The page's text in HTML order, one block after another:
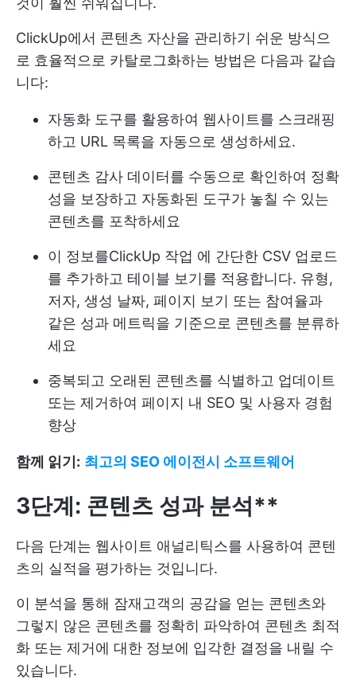
ClickUp에서 콘텐츠 자산을 관리하기 쉬운 방식으
로 효율적으로 카탈로그화하는 방법은 다음과 같습
니다:
자동화 도구를 활용하여 웹사이트를 스크래핑
하고 URL 목록을 자동으로 생성하세요.
콘텐츠 감사 데이터를 수동으로 확인하여 정확
성을 보장하고 자동화된 도구가 놓칠 수 있는
콘텐츠를 포착하세요
이 정보를ClickUp 작업 에 간단한 CSV 업로드
를 추가하고 테이블 보기를 적용합니다. 유형,
저자, 생성 날짜, 페이지 보기 또는 참여율과
같은 성과 메트릭을 기준으로 콘텐츠를 분류하
세요
중복되고 오래된 콘텐츠를 식별하고 업데이트
또는 제거하여 페이지 내 SEO 및 사용자 경험
향상
함께 읽기: 최고의 SEO 에이전시 소프트웨어
3단계: 콘텐츠 성과 분석**
다음 단계는 웹사이트 애널리틱스를 사용하여 콘텐
츠의 실적을 평가하는 것입니다.
이 분석을 통해 잠재고객의 공감을 얻는 콘텐츠와
그렇지 않은 콘텐츠를 정확히 파악하여 콘텐츠 최적
화 또는 제거에 대한 정보에 입각한 결정을 내릴 수
있습니다.